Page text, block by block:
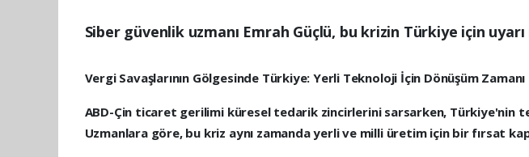
Siber güvenlik uzmanı Emrah Güçlü, bu krizin Türkiye için
Vergi Savaşlarının Gölgesinde Türkiye: Yerli Teknoloji İçin Dönüşüm Zamanı
ABD-Çin ticaret gerilimi küresel tedarik zincirlerini sarsarken, Türkiye'nin
Uzmanlara göre, bu kriz aynı zamanda yerli ve milli üretim için bir fırsat